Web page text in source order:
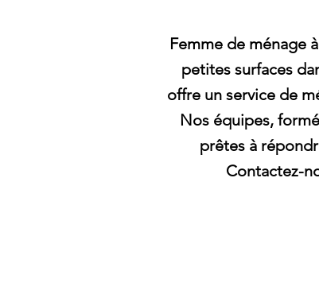
Femme de ménage
petites surfaces
offre un service de
Nos équipes,
prêtes à
Contactez-